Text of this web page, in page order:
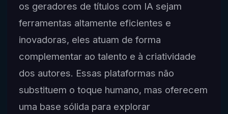
os geradores de títulos com IA sejam
ferramentas altamente eficientes e
inovadoras, eles atuam de forma
complementar ao talento e à criatividade
dos autores. Essas plataformas não
substituem o toque humano, mas oferecem
uma base sólida para explorar